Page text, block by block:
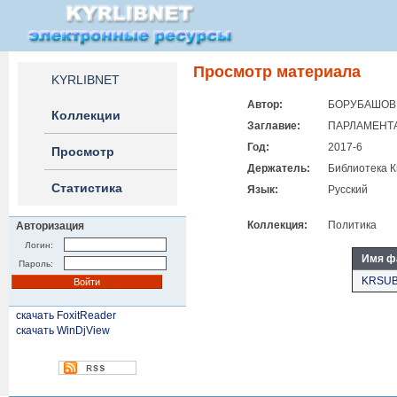
KYRLIBNET
Коллекции
Просмотр
Статистика
Авторизация
Логин:
Пароль:
скачать FoxitReader
скачать WinDjView
Просмотр материала
Автор:
БОРУБАШОВ
Заглавие:
Год:
2017-6
Держатель:
Библиотека
Язык:
Русский
Коллекция: Политика
Имя